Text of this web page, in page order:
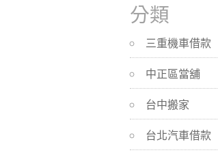
分類
三重機車借款
中正區當舖
台中搬家
台北汽車借款